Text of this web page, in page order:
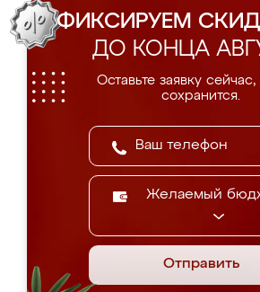
ФИКСИРУЕМ
ДО КОНЦА
Оставьте заявку сейчас,
сохранится.
Желаемый
Отправить